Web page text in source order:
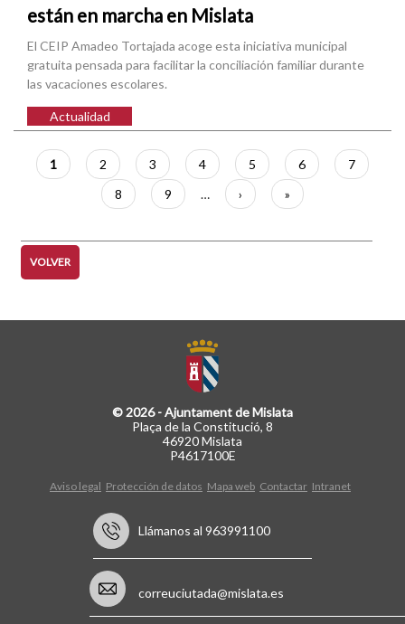
están en marcha en Mislata
El CEIP Amadeo Tortajada acoge esta iniciativa municipal
gratuita pensada para facilitar la conciliación familiar durante
las vacaciones escolares.
Actualidad
Paginación
Página
actual
1 Página
2 Página
3 Página
4 Página
5 Página
6 Página
7
Página
8 Página
9 …
Siguiente
página
›
Última
página
»
VOLVER
© 2026 - Ajuntament de Mislata
Plaça de la Constitució, 8
46920 Mislata
P4617100E
Aviso legal Protección de datos Mapa web Contactar Intranet
Llámanos al 963991100
correuciutada@mislata.es